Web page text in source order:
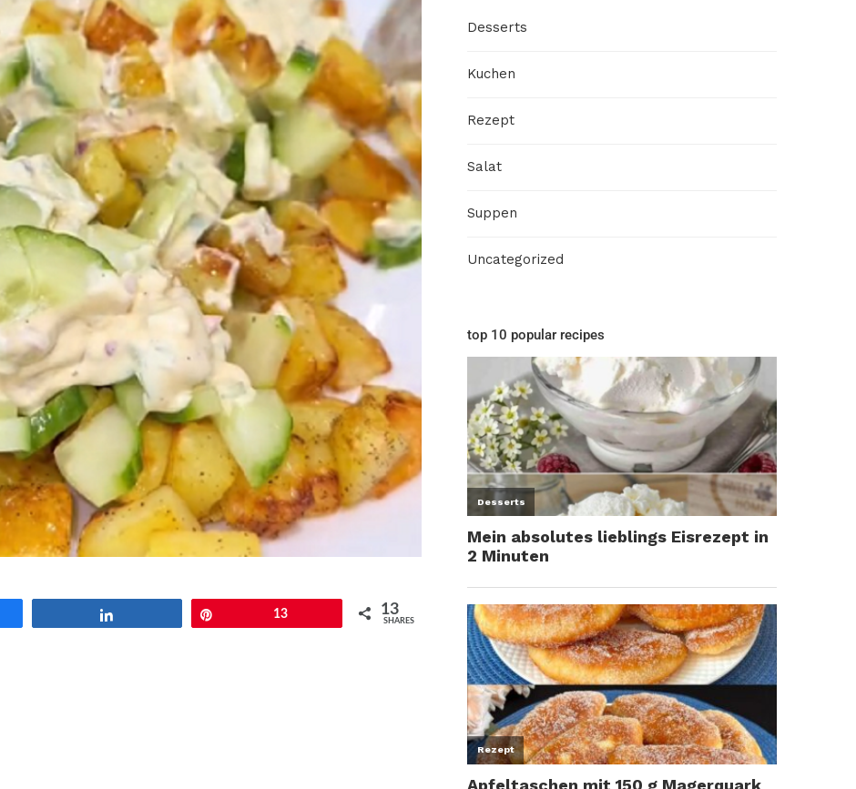
13 13
SHARES
Desserts
Kuchen
Rezept
Salat
Suppen
Uncategorized
top 10 popular recipes